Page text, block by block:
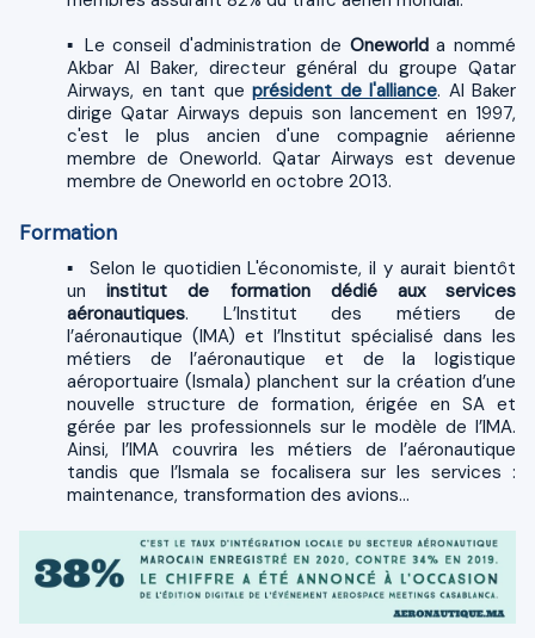
▪ Le conseil d'administration de Oneworlda nommé
Akbar Al Baker, directeur général du groupe Qatar
Airways, en tant que président de l'alliance. Al Baker
dirige Qatar Airways depuis son lancement en 1997,
c'est le plus ancien d'une compagnie aérienne
membre de Oneworld. Qatar Airways est devenue
membre de Oneworld en octobre 2013.
Formation
▪ Selon le quotidien L'économiste, il y aurait bientôt
uninstitut de formation dédié aux services
aéronautiques. L’Institut des métiers de
l’aéronautique (IMA) et l’Institut spécialisé dans les
métiers de l’aéronautique et de la logistique
aéroportuaire (Ismala) planchent sur la création d’une
nouvelle structure de formation, érigée en SA et
gérée par les professionnels sur le modèle de l’IMA.
Ainsi, l’IMA couvrira les métiers de l’aéronautique
tandis que l’Ismala se focalisera sur les services :
maintenance, transformation des avions…